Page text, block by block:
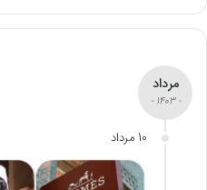
مرداد
- 1403 -
10 مرداد